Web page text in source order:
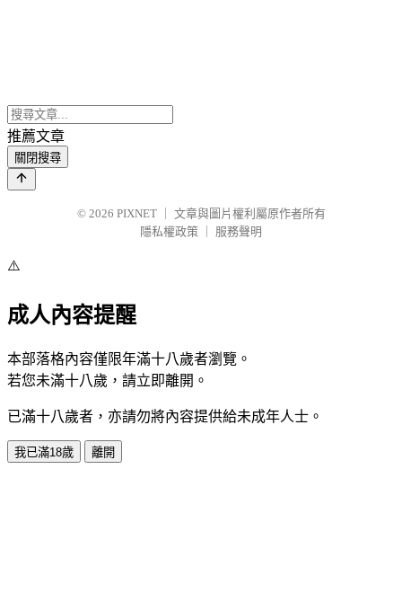
推薦文章
關閉搜尋
© 2026 PIXNET
文章與圖片權利屬原作者所有
隱私權政策
服務聲明
⚠️
成人內容提醒
本部落格內容僅限年滿十八歲者瀏覽。
若您未滿十八歲，請立即離開。
已滿十八歲者，亦請勿將內容提供給未成年人士。
我已滿18歲 離開